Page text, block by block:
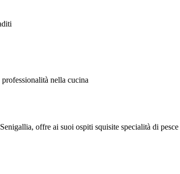
nella cucina
offre ai suoi ospiti squisite specialità di